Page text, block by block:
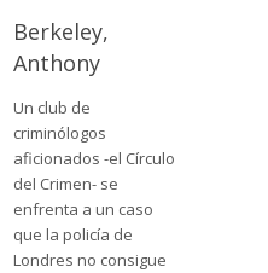
Berkeley,
Anthony
Un club de
criminólogos
aficionados -el Círculo
del Crimen- se
enfrenta a un caso
que la policía de
Londres no consigue